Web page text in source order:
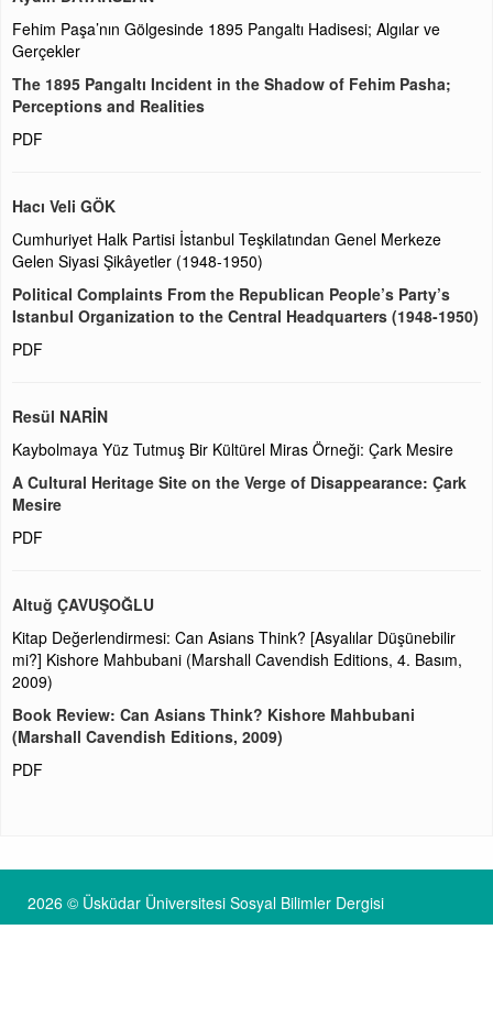
Fehim Paşa’nın Gölgesinde 1895 Pangaltı Hadisesi; Algılar ve
Gerçekler
The 1895 Pangaltı Incident in the Shadow of Fehim Pasha;
Perceptions and Realities
PDF
Hacı Veli GÖK
Cumhuriyet Halk Partisi İstanbul Teşkilatından Genel Merkeze
Gelen Siyasi Şikâyetler (1948-1950)
Political Complaints From the Republican People’s Party’s
Istanbul Organization to the Central Headquarters (1948-1950)
PDF
Resül NARİN
Kaybolmaya Yüz Tutmuş Bir Kültürel Miras Örneği: Çark Mesire
A Cultural Heritage Site on the Verge of Disappearance: Çark
Mesire
PDF
Altuğ ÇAVUŞOĞLU
Kitap Değerlendirmesi: Can Asians Think? [Asyalılar Düşünebilir
mi?] Kishore Mahbubani (Marshall Cavendish Editions, 4. Basım,
2009)
Book Review: Can Asians Think? Kishore Mahbubani
(Marshall Cavendish Editions, 2009)
PDF
2026 © Üsküdar Üniversitesi Sosyal Bilimler Dergisi